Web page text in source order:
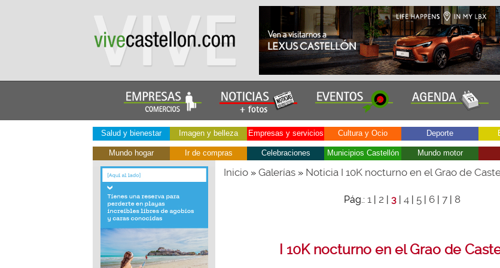
Salud y bienestar Imagen y belleza Empresas y servicios Cultura y Ocio Deporte
Mundo hogar Ir de compras Celebraciones Municipios Castellón Mundo motor
Inicio» Galerías» Noticia I 10K nocturno en el Grao de
Pág.: 1| 2| 3| 4| 5| 6| 7| 8
I 10K nocturno en el Grao de